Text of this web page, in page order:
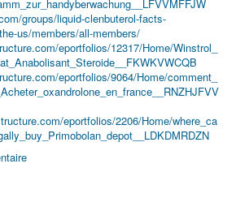
groups/liquid-clenbuterol-facts-
us/members/all-members/
eportfolios/12317/Home/Winstrol_
eportfolios/9064/Home/comment_
eportfolios/2206/Home/where_ca